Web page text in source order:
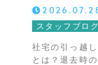
スタッフブログ
社宅の引っ越
とは？退去時